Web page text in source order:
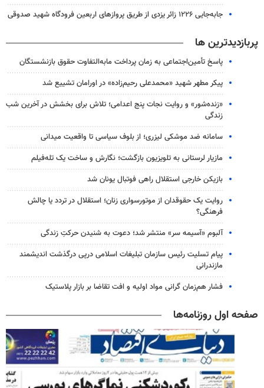
جابه‌جایی ۱۲۲۶ زائر یزدی از طریق پروازهای اربعین فرودگاه شهید صدوقی
پربازدیدترین ها
پاسخ تأمین‌اجتماعی به زمان پرداخت مابه‌التفاوت حقوق بازنشستگان
پیکر مطهر شهید «محمدعلی رحیم‌زاده» در اورامان تشییع شد
«زنده‌شور» و روایت نجات پنج اعدامی؛ تلاش برای بخشش در آخرین شب
زندگی
سامانه ضد موشکی لیزری؛ از بلوف سیاسی تا واقعیت میدانی
مازیار لرستانی به تلویزیون بازگشت؛ نگارش و ساخت یک تله‌فیلم
بازیکن خارجی استقلال راهی فوتبال یونان شد
روایت یک حقوقدان از موتورسواری زنان؛ استقلال در تردد یا چالش
فرهنگی؟
آلبوم «آسیمه سر» منتشر شد؛ دعوت به شنیدن حرکتِ زندگی
پیام تسلیت رئیس سازمان تبلیغات اسلامی درپی درگذشت اندیشمند
مازندرانی
فشار هم‌زمان گرانی مواد اولیه و افت تقاضا بر بازار پلاستیک
صفحه اول روزنامه‌ها